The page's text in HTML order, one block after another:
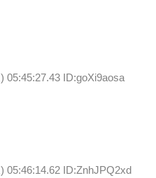
05:45:27.43 ID:goXi9aosa
05:46:14.62 ID:ZnhJPQ2xd